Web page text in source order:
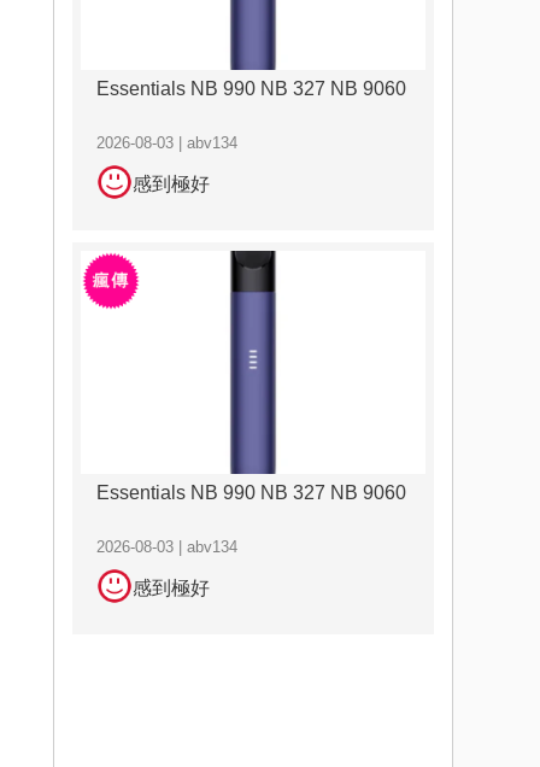
Essentials NB 990 NB 327 NB 9060
2026-08-03 | abv134
感到極好
Essentials NB 990 NB 327 NB 9060
2026-08-03 | abv134
感到極好